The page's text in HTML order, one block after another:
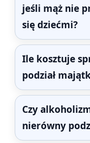
jeśli mąż nie
się dziećmi?
Ile kosztuje
podział
Czy
nierówny